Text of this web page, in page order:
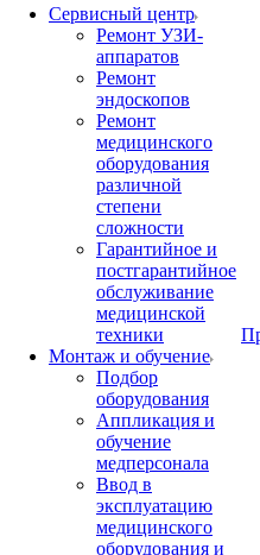
Сервисный центр
Ремонт УЗИ-
аппаратов
Ремонт
эндоскопов
Ремонт
медицинского
оборудования
различной
степени
сложности
Гарантийное и
постгарантийное
обслуживание
медицинской
техники
Монтаж и обучение
Подбор
оборудования
Аппликация и
обучение
медперсонала
Ввод в
эксплуатацию
медицинского
оборудования и